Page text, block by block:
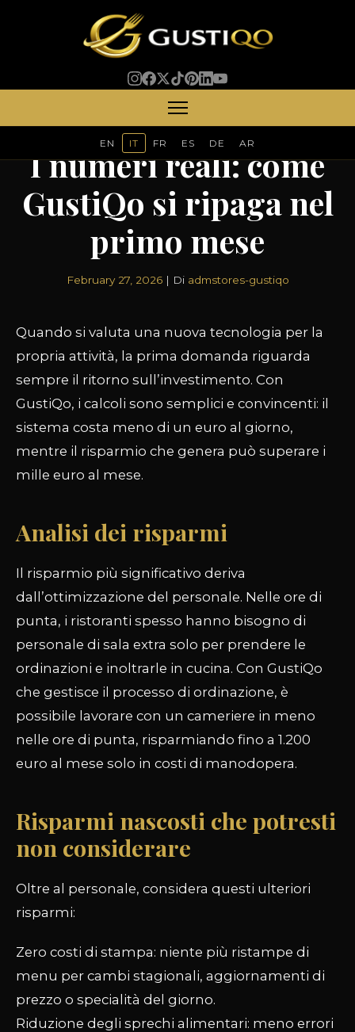
EN IT FR ES DE AR
RISPARMIO SUI COSTI
I numeri reali: come
GustiQo si ripaga nel
primo mese
February 27, 2026| Di admstores-gustiqo
Quando si valuta una nuova tecnologia per la
propria attività, la prima domanda riguarda
sempre il ritorno sull’investimento. Con
GustiQo, i calcoli sono semplici e convincenti: il
sistema costa meno di un euro al giorno,
mentre il risparmio che genera può superare i
mille euro al mese.
Analisi dei risparmi
Il risparmio più significativo deriva
dall’ottimizzazione del personale. Nelle ore di
punta, i ristoranti spesso hanno bisogno di
personale di sala extra solo per prendere le
ordinazioni e inoltrarle in cucina. Con GustiQo
che gestisce il processo di ordinazione, è
possibile lavorare con un cameriere in meno
nelle ore di punta, risparmiando fino a 1.200
euro al mese solo in costi di manodopera.
Risparmi nascosti che potresti
non considerare
Oltre al personale, considera questi ulteriori
risparmi:
Zero costi di stampa: niente più ristampe di
menu per cambi stagionali, aggiornamenti di
prezzo o specialità del giorno.
Riduzione degli sprechi alimentari: meno errori